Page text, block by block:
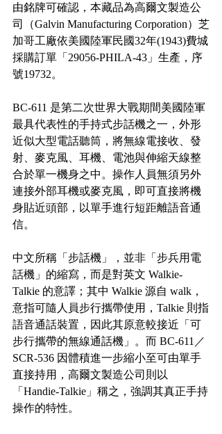
由銘牌可確認，本藏品為高爾文製造公
司（Galvin Manufacturing Corporation）芝
加哥工廠依美國陸軍民國32年(1943)費城
採購訂單「29056-PHILA-43」生產，序
號19732。
BC-611 是第二次世界大戰期間美國陸軍
最具代表性的手持式步話機之一，外形
近似大型電話聽筒，將無線電接收、發
射、麥克風、耳機、電池與伸縮天線整
合於單一機身之中。操作人員無須另外
連接外部耳機或麥克風，即可直接將機
身貼近頭部，以單手進行短距離語音通
信。
中文所稱「步話機」，並非「步兵用電
話機」的縮寫，而是對英文 Walkie-
Talkie 的意譯；其中 Walkie 源自 walk，
意指可隨人員步行攜帶使用，Talkie 則指
語音通話裝置，因此其原意較接近「可
步行攜帶的無線通話機」。而 BC-611／
SCR-536 因體積進一步縮小至可由單手
直接持用，高爾文製造公司則以
「Handie-Talkie」稱之，強調其真正手持
操作的特性。